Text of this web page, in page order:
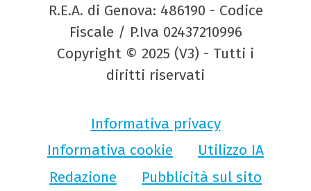
R.E.A. di Genova: 486190 - Codice
Fiscale / P.Iva 02437210996
Copyright © 2025 (V3) - Tutti i
diritti riservati
Informativa privacy
Informativa cookie
Utilizzo IA
Redazione
Pubblicità sul sito